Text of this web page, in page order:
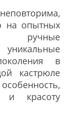
на опытных
ручные
в
кастрюле
и красоту